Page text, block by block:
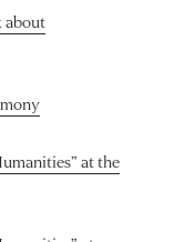
about
at the